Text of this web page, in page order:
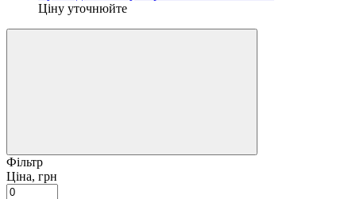
Ціну уточнюйте
Фільтр
Ціна, грн